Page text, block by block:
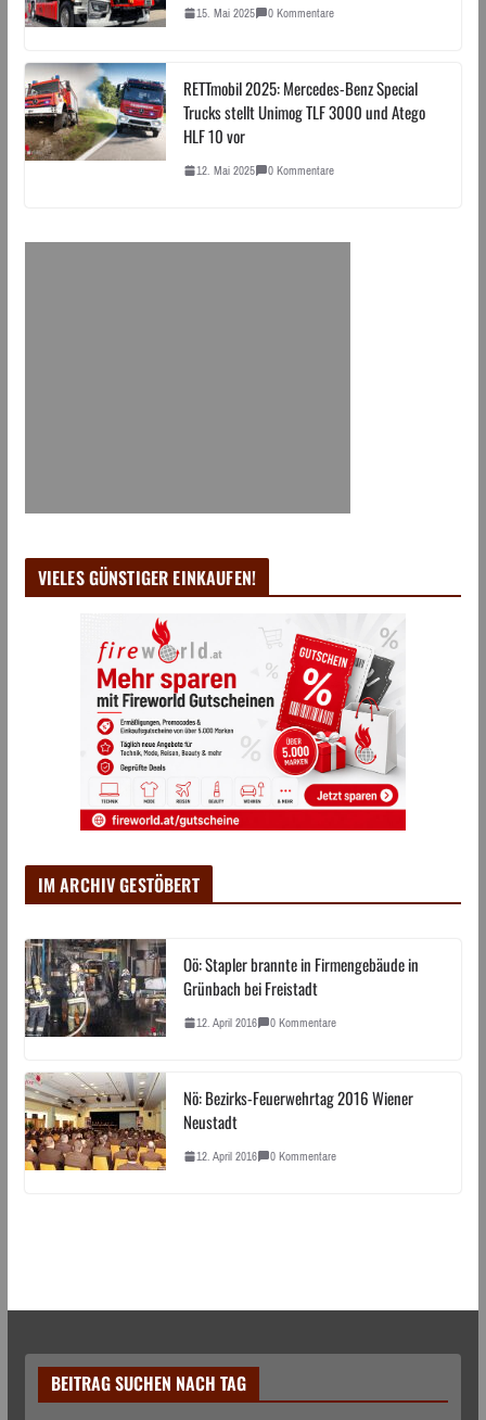
15. Mai 2025 0 Kommentare
RETTmobil 2025: Mercedes-Benz Special
Trucks stellt Unimog TLF 3000 und Atego
HLF 10 vor
12. Mai 2025 0 Kommentare
VIELES GÜNSTIGER EINKAUFEN!
IM ARCHIV GESTÖBERT
Oö: Stapler brannte in Firmengebäude in
Grünbach bei Freistadt
12. April 2016 0 Kommentare
Nö: Bezirks-Feuerwehrtag 2016 Wiener
Neustadt
12. April 2016 0 Kommentare
BEITRAG SUCHEN NACH TAG